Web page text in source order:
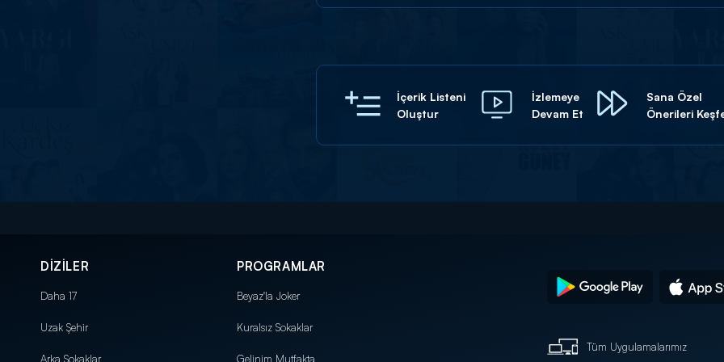
İçerik Listeni
Oluştur
İzlemeye
Devam Et
Sana Özel
Önerileri
DİZİLER
Daha 17
Uzak Şehir
Arka Sokaklar
PROGRAMLAR
Beyaz'la Joker
Kuralsız Sokaklar
Gelinim Mutfakta
Tüm Uygulamalarımız